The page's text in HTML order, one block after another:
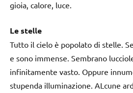
gioia, calore, luce.
Le stelle
Tutto il cielo è popolato di stelle.
e sono immense. Sembrano
infinitamente vasto. Oppure
stupenda illuminazione. ALcune